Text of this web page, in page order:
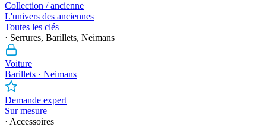
Collection / ancienne
L'univers des anciennes
Toutes les clés
· Serrures, Barillets, Neimans
Voiture
Barillets · Neimans
Demande expert
Sur mesure
· Accessoires